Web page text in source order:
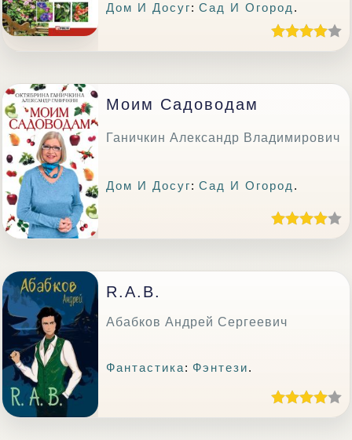
Дом И Досуг:Сад И Огород .
Моим Садоводам
Ганичкин Александр Владимирович
Дом И Досуг:Сад И Огород .
R.A.B.
Абабков Андрей Сергеевич
Фантастика: Фэнтези.